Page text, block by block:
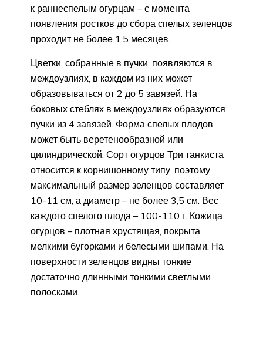
к раннеспелым огурцам – с момента
появления ростков до сбора спелых зеленцов
проходит не более 1,5 месяцев.
Цветки, собранные в пучки, появляются в
междоузлиях, в каждом из них может
образовываться от 2 до 5 завязей. На
боковых стеблях в междоузлиях образуются
пучки из 4 завязей. Форма спелых плодов
может быть веретенообразной или
цилиндрической. Сорт огурцов Три танкиста
относится к корнишонному типу, поэтому
максимальный размер зеленцов составляет
10-11 см, а диаметр – не более 3,5 см. Вес
каждого спелого плода – 100-110 г. Кожица
огурцов – плотная хрустящая, покрыта
мелкими бугорками и белесыми шипами. На
поверхности зеленцов видны тонкие
достаточно длинными тонкими светлыми
полосками.